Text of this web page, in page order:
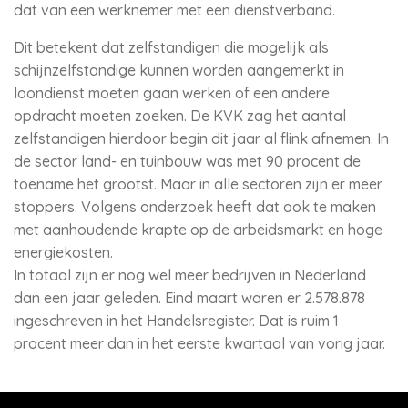
dat van een werknemer met een dienstverband.
Dit betekent dat zelfstandigen die mogelijk als
schijnzelfstandige kunnen worden aangemerkt in
loondienst moeten gaan werken of een andere
opdracht moeten zoeken. De KVK zag het aantal
zelfstandigen hierdoor begin dit jaar al flink afnemen. In
de sector land- en tuinbouw was met 90 procent de
toename het grootst. Maar in alle sectoren zijn er meer
stoppers. Volgens onderzoek heeft dat ook te maken
met aanhoudende krapte op de arbeidsmarkt en hoge
energiekosten.
In totaal zijn er nog wel meer bedrijven in Nederland
dan een jaar geleden. Eind maart waren er 2.578.878
ingeschreven in het Handelsregister. Dat is ruim 1
procent meer dan in het eerste kwartaal van vorig jaar.